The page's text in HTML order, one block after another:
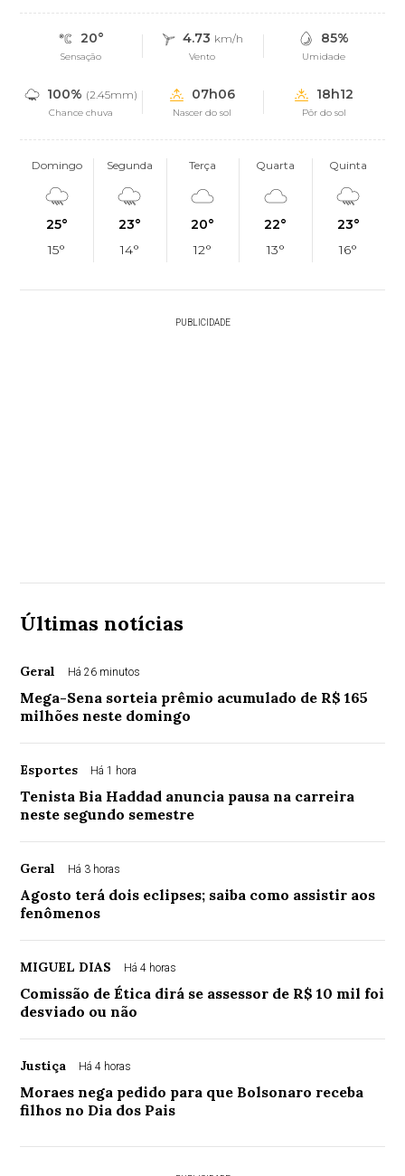
20°
Sensação
4.73 km/h
Vento
85%
Umidade
100% (2.45mm)
Chance chuva
07h06
Nascer do sol
18h12
Pôr do sol
Domingo
25°
15°
Segunda
23°
14°
Terça
20°
12°
Quarta
22°
13°
Quinta
23°
16°
PUBLICIDADE
Últimas notícias
Geral Há 26 minutos
Mega-Sena sorteia prêmio acumulado de R$ 165
milhões neste domingo
Esportes Há 1 hora
Tenista Bia Haddad anuncia pausa na carreira
neste segundo semestre
Geral Há 3 horas
Agosto terá dois eclipses; saiba como assistir aos
fenômenos
MIGUEL DIAS Há 4 horas
Comissão de Ética dirá se assessor de R$ 10 mil foi
desviado ou não
Justiça Há 4 horas
Moraes nega pedido para que Bolsonaro receba
filhos no Dia dos Pais